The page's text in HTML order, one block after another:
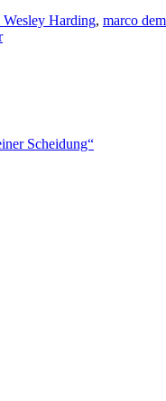
Wesley Harding, marco
Scheidung“